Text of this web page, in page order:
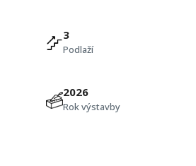
3
Podlaží
2026
Rok výstavby